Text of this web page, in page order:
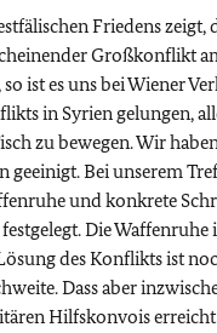
Friedens zeigt,
Großkonflikt
so ist es uns bei Wiener
in Syrien gelungen,
zu bewegen. Wir
geeinigt. Bei unserem
und konkrete
Die Waffenruhe
des Konflikts ist
Dass aber
Hilfskonvois